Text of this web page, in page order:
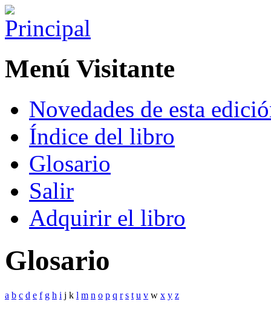
Menú Visitante
Novedades de esta
Índice del libro
Glosario
Salir
Adquirir el libro
Glosario
a b c d e f g h i j k l m n o p q r s t u v w x y z